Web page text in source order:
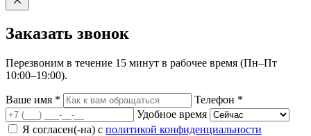
Заказать звонок
Перезвоним в течение 15 минут в рабочее время (Пн–Пт
10:00–19:00).
Ваше имя * Телефон *
Удобное время
Я согласен(-на) с политикой конфиденциальности